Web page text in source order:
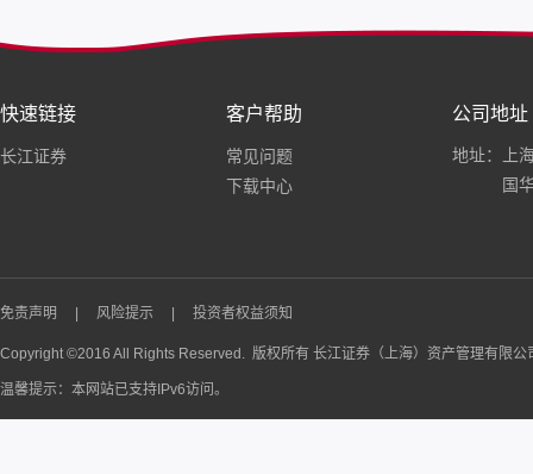
快速链接
长江证券
客户帮助
常见问题
下载中心
公司地址
地址：上
国
免责声明 风险提示 投资者权益须知
Copyright ©2016 All Rights Reserved. 版权所有 长江证券（上海）资产管理有限
温馨提示：本网站已支持IPv6访问。